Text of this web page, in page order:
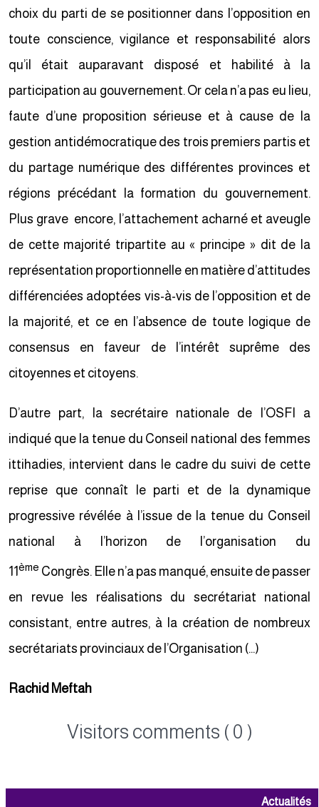
choix du parti de se positionner dans l’opposition en
toute conscience, vigilance et responsabilité alors
qu’il était auparavant disposé et habilité à la
participation au gouvernement. Or cela n’a pas eu lieu,
faute d’une proposition sérieuse et à cause de la
gestion antidémocratique des trois premiers partis et
du partage numérique des différentes provinces et
régions précédant la formation du gouvernement.
Plus grave encore, l’attachement acharné et aveugle
de cette majorité tripartite au « principe » dit de la
représentation proportionnelle en matière d’attitudes
différenciées adoptées vis-à-vis de l’opposition et de
la majorité, et ce en l’absence de toute logique de
consensus en faveur de l’intérêt suprême des
citoyennes et citoyens.
D’autre part, la secrétaire nationale de l’OSFI a
indiqué que la tenue du Conseil national des femmes
ittihadies, intervient dans le cadre du suivi de cette
reprise que connaît le parti et de la dynamique
progressive révélée à l’issue de la tenue du Conseil
national à l’horizon de l’organisation du
11ème Congrès. Elle n’a pas manqué, ensuite de passer
en revue les réalisations du secrétariat national
consistant, entre autres, à la création de nombreux
secrétariats provinciaux de l’Organisation (…)
Rachid Meftah
Visitors comments ( 0 )
Actualités